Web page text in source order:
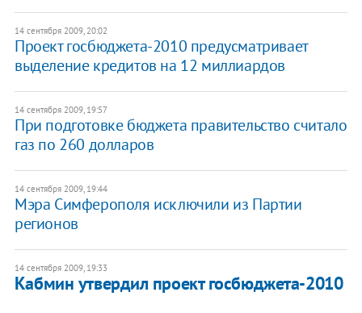
14 сентября 2009, 20:02
Проект госбюджета-2010 предусматривает
выделение кредитов на 12 миллиардов
14 сентября 2009, 19:57
При подготовке бюджета правительство считало
газ по 260 долларов
14 сентября 2009, 19:44
Мэра Симферополя исключили из Партии
регионов
14 сентября 2009, 19:33
Кабмин утвердил проект госбюджета-2010